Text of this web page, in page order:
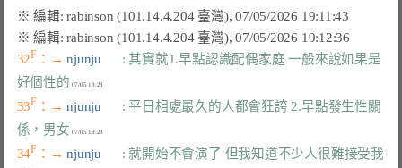
32F ：→ njunju : 其實就1.早點認識配偶家庭 一般來說如果是
好個性的
33F ：→ njunju : 平日相處最久的人都會狂誇 2.早點發生性關
係，男女
34F ：→ njunju : 就開始不會演了 但我知道不少人很難接受我